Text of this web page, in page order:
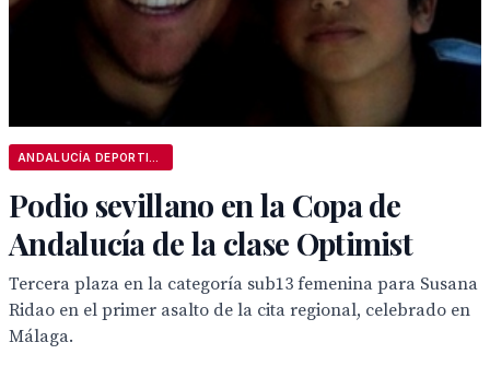
Podio sevillano en la Copa de
Andalucía de la clase Optimist
Tercera plaza en la categoría sub13 femenina para Susana
Ridao en el primer asalto de la cita regional, celebrado en
Málaga.